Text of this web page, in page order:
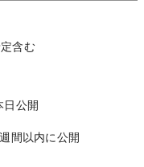
含む
日公開
間以内に公開